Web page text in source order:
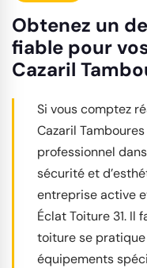
Obtenez un
fiable pour
Cazaril
Si vous comptez
Cazaril
professionnel
sécurité et
entreprise active
Éclat Toiture 31. Il
toiture se
équipements